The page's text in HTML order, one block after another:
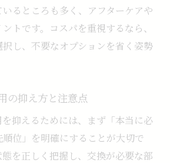
るところも多く、アフターケアや
トです。コスパを重視するなら、
し、不要なオプションを省く姿勢
の抑え方と注意点
抑えるためには、まず「本当に必
位」を明確にすることが大切で
を正しく把握し、交換が必要な部